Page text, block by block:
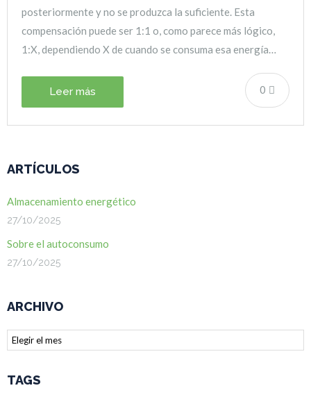
posteriormente y no se produzca la suficiente. Esta
compensación puede ser 1:1 o, como parece más lógico,
1:X, dependiendo X de cuando se consuma esa energía…
0
Leer más
ARTÍCULOS
Almacenamiento energético
27/10/2025
Sobre el autoconsumo
27/10/2025
ARCHIVO
Archivo
TAGS